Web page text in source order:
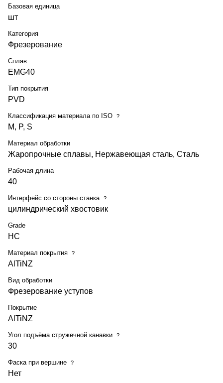
Базовая единица
шт
Категория
Фрезерование
Сплав
EMG40
Тип покрытия
PVD
Классификация материала по ISO ?
M, P, S
Материал обработки
Жаропрочные сплавы, Нержавеющая сталь, Сталь
Рабочая длина
40
Интерфейс со стороны станка ?
цилиндрический хвостовик
Grade
HC
Материал покрытия ?
AlTiNZ
Вид обработки
Фрезерование уступов
Покрытие
AlTiNZ
Угол подъёма стружечной канавки ?
30
Фаска при вершине ?
Нет